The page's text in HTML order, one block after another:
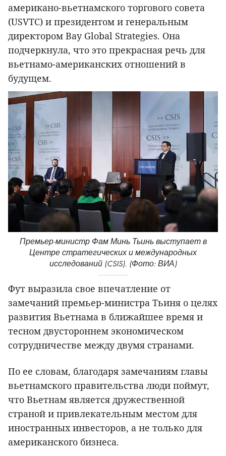
американо-вьетнамского торгового совета
(USVTC) и президентом и генеральным
директором Bay Global Strategies. Она
подчеркнула, что это прекрасная речь для
вьетнамо-американских отношений в
будущем.
Премьер-министр Фам Минь Тьинь выступает в
Центре стратегических и международных
исследований (CSIS). (Фото: ВИА)
Фут выразила свое впечатление от
замечаний премьер-министра Тьиня о целях
развития Вьетнама в ближайшее время и
тесном двустороннем экономическом
сотрудничестве между двумя странами.
По ее словам, благодаря замечаниям главы
вьетнамского правительства люди поймут,
что Вьетнам является дружественной
страной и привлекательным местом для
иностранных инвесторов, а не только для
американского бизнеса.